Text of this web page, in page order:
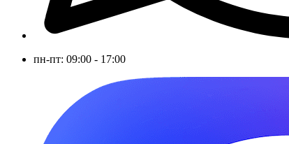
пн-пт: 09:00 - 17:00